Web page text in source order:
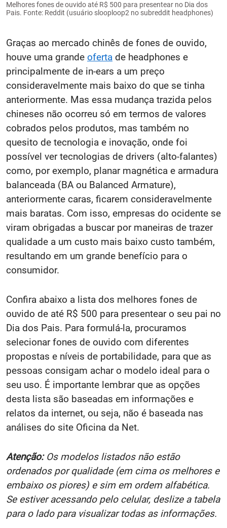
Melhores fones de ouvido até R$ 500 para presentear no Dia dos
Pais. Fonte: Reddit (usuário slooploop2 no subreddit headphones)
Graças ao mercado chinês de fones de ouvido,
houve uma grande oferta de headphones e
principalmente de in-ears a um preço
consideravelmente mais baixo do que se tinha
anteriormente. Mas essa mudança trazida pelos
chineses não ocorreu só em termos de valores
cobrados pelos produtos, mas também no
quesito de tecnologia e inovação, onde foi
possível ver tecnologias de drivers (alto-falantes)
como, por exemplo, planar magnética e armadura
balanceada (BA ou Balanced Armature),
anteriormente caras, ficarem consideravelmente
mais baratas. Com isso, empresas do ocidente se
viram obrigadas a buscar por maneiras de trazer
qualidade a um custo mais baixo custo também,
resultando em um grande benefício para o
consumidor.
Confira abaixo a lista dos melhores fones de
ouvido de até R$ 500 para presentear o seu pai no
Dia dos Pais. Para formulá-la, procuramos
selecionar fones de ouvido com diferentes
propostas e níveis de portabilidade, para que as
pessoas consigam achar o modelo ideal para o
seu uso. É importante lembrar que as opções
desta lista são baseadas em informações e
relatos da internet, ou seja, não é baseada nas
análises do site Oficina da Net.
Atenção:Os modelos listados não estão
ordenados por qualidade (em cima os melhores e
embaixo os piores) e sim em ordem alfabética.
Se estiver acessando pelo celular, deslize a tabela
para o lado para visualizar todas as informações.